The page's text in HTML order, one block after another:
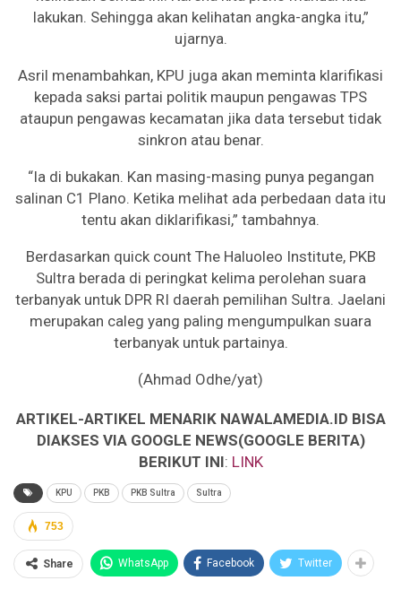
lakukan. Sehingga akan kelihatan angka-angka itu,”
ujarnya.
Asril menambahkan, KPU juga akan meminta klarifikasi
kepada saksi partai politik maupun pengawas TPS
ataupun pengawas kecamatan jika data tersebut tidak
sinkron atau benar.
“Ia di bukakan. Kan masing-masing punya pegangan
salinan C1 Plano. Ketika melihat ada perbedaan data itu
tentu akan diklarifikasi,” tambahnya.
Berdasarkan quick count The Haluoleo Institute, PKB
Sultra berada di peringkat kelima perolehan suara
terbanyak untuk DPR RI daerah pemilihan Sultra. Jaelani
merupakan caleg yang paling mengumpulkan suara
terbanyak untuk partainya.
(Ahmad Odhe/yat)
ARTIKEL-ARTIKEL MENARIK NAWALAMEDIA.ID BISA
DIAKSES VIA GOOGLE NEWS(GOOGLE BERITA)
BERIKUT INI: LINK
KPU PKB PKB Sultra Sultra
753
Share WhatsApp Facebook Twitter